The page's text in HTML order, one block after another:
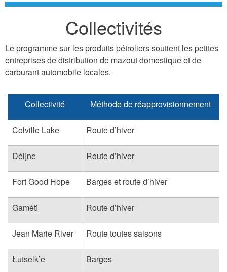
Collectivités
Le programme sur les produits pétroliers soutient les petites
entreprises de distribution de mazout domestique et de
carburant automobile locales.
Collectivité Méthode de réapprovisionnement
Colville Lake Route d’hiver
Délįne Route d’hiver
Fort Good Hope Barges et route d’hiver
Gamètì Route d’hiver
Jean Marie River Route toutes saisons
Łutselk’e Barges